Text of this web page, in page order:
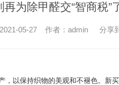
再为除甲醛交“智商税”
05-27 作者：admin 分享
，以保持织物的美观和不褪色。新